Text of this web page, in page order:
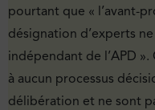
pourtant que « l’avant-
désignation d’ex­perts
indépendant de l’APD
à aucun processus
délibération et ne sont